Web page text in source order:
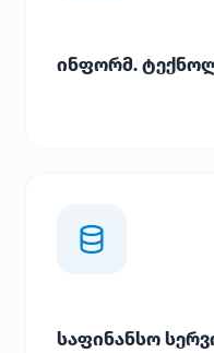
ინფორმ.
საფინანსო